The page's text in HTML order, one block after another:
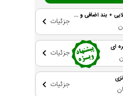
+ بند اضافی و ...
جزئیات
ای
جزئیات
جزئیات